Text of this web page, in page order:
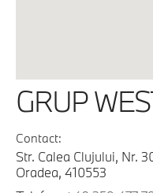
GRUP
Contact:
Str. Calea Clujului, Nr.
Oradea, 410553